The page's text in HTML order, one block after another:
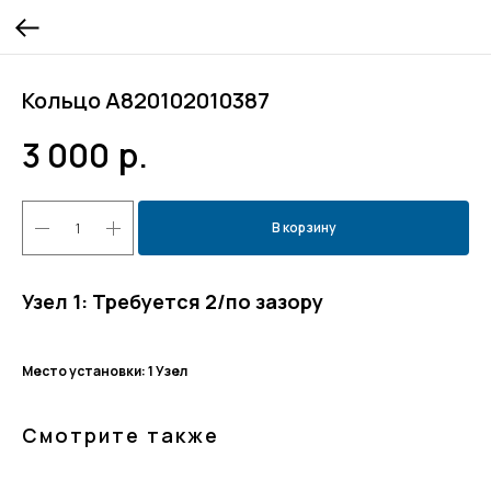
Кольцо А820102010387
3 000 р.
В корзину
Узел 1: Требуется 2/по зазору
Место установки: 1 Узел
Смотрите также